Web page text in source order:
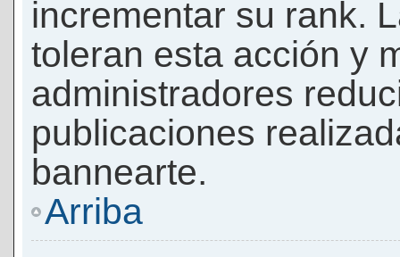
incrementar su rank.
toleran esta acción y
administradores
publicaciones
bannearte.
Arriba